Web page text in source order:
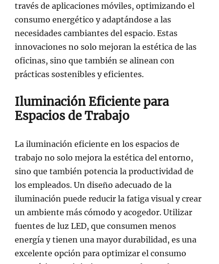
través de aplicaciones móviles, optimizando el
consumo energético y adaptándose a las
necesidades cambiantes del espacio. Estas
innovaciones no solo mejoran la estética de las
oficinas, sino que también se alinean con
prácticas sostenibles y eficientes.
Iluminación Eficiente para
Espacios de Trabajo
La iluminación eficiente en los espacios de
trabajo no solo mejora la estética del entorno,
sino que también potencia la productividad de
los empleados. Un diseño adecuado de la
iluminación puede reducir la fatiga visual y crear
un ambiente más cómodo y acogedor. Utilizar
fuentes de luz LED, que consumen menos
energía y tienen una mayor durabilidad, es una
excelente opción para optimizar el consumo